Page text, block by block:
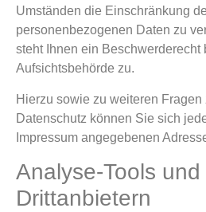
Umständen die Einschränkung
personenbezogenen Daten zu
steht Ihnen ein Beschwerderecht
Aufsichtsbehörde zu.
Hierzu sowie zu weiteren Fragen
Datenschutz können Sie sich
Impressum angegebenen
Analyse-Tools und
Dritt­anbietern